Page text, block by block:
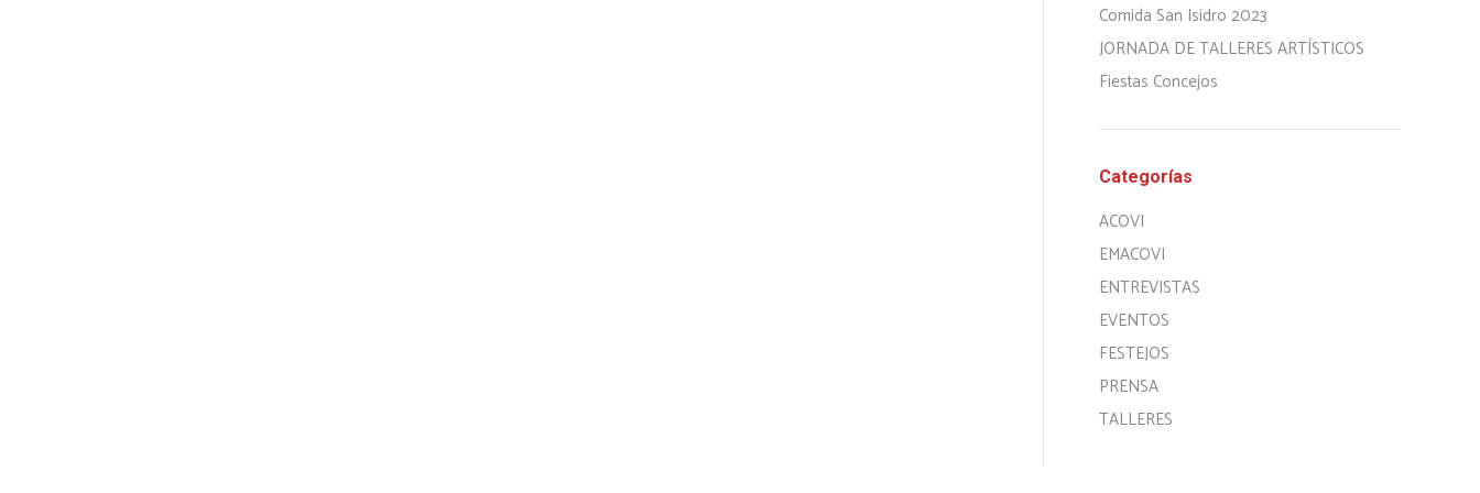
Comida San Isidro 2023
JORNADA DE TALLERES ARTÍSTICOS
Fiestas Concejos
Categorías
ACOVI
EMACOVI
ENTREVISTAS
EVENTOS
FESTEJOS
PRENSA
TALLERES